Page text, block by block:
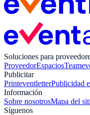
Soluciones para
ProveedorEspacios
Publicitar
PrinteventletterPublicidad
Información
Sobre nosotrosMapa del
Síguenos